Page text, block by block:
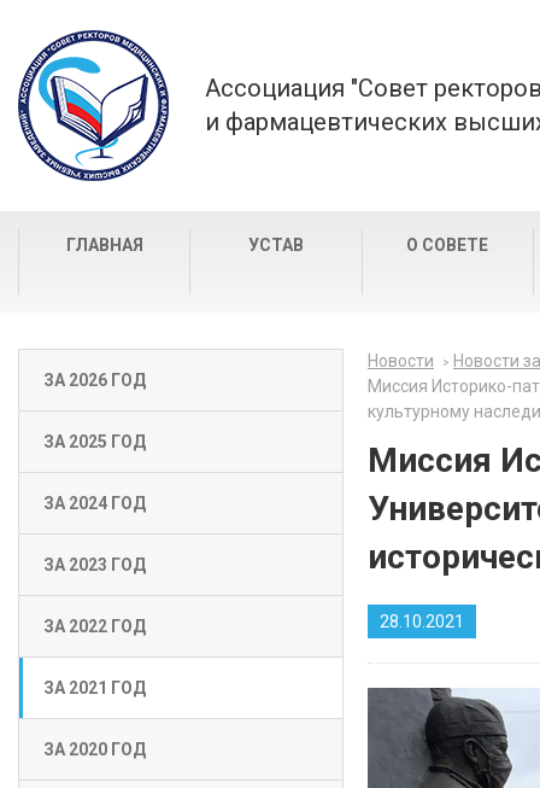
Ассоциация "Совет
и фармацевтических
ГЛАВНАЯ УСТАВ О СОВЕТЕ
ЗА 2026 ГОД
ЗА 2025 ГОД
ЗА 2024 ГОД
ЗА 2023 ГОД
ЗА 2022 ГОД
ЗА 2021 ГОД
ЗА 2020 ГОД
Новости
Новости
Миссия Историко-
культурному
Миссия
28.10.2021